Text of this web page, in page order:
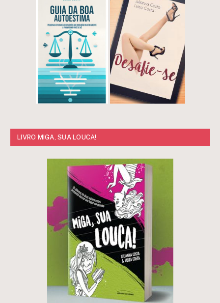
LIVRO MIGA, SUA LOUCA!